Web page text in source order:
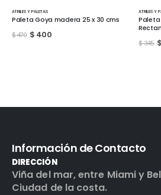
ATRILES Y PALETAS
Paleta Goya madera 25 x 30 cms
ATRILES
10
$130
Información de Contacto
DIRECCIÓN
Viña del mar, entre Miami y
Ciudad de la costa.